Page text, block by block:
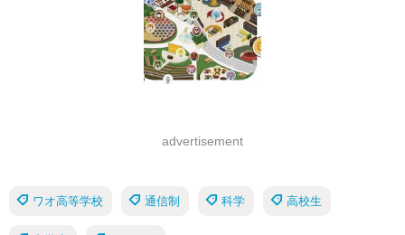
advertisement
ワオ高等学校 通信制 科学 高校生